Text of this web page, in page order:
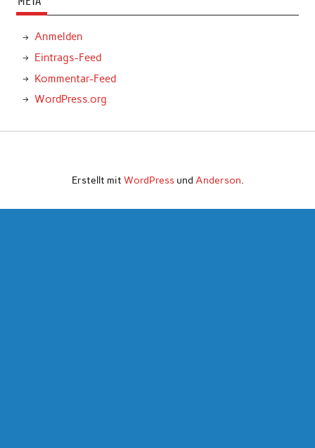
Anmelden
Eintrags-Feed
Kommentar-Feed
WordPress.org
Erstellt mit WordPressund Anderson